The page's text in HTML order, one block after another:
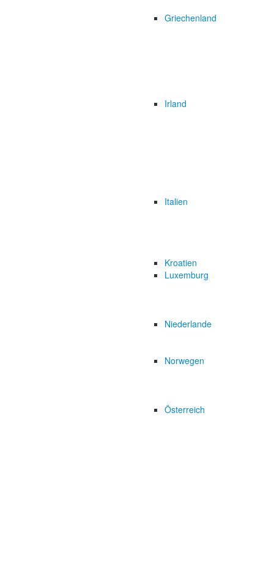
Griechenland
Irland
Italien
Kroatien
Luxemburg
Niederlande
Norwegen
Österreich